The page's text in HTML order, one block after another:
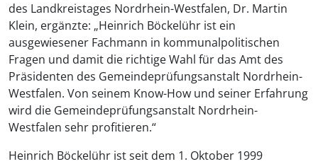
des Landkreistages Nordrhein-Westfalen, Dr. Martin
Klein, ergänzte: „Heinrich Böckelühr ist ein
ausgewiesener Fachmann in kommunalpolitischen
Fragen und damit die richtige Wahl für das Amt des
Präsidenten des Gemeindeprüfungsanstalt Nordrhein-
Westfalen. Von seinem Know-How und seiner Erfahrung
wird die Gemeindeprüfungsanstalt Nordrhein-
Westfalen sehr profitieren.“
Heinrich Böckelühr ist seit dem 1. Oktober 1999